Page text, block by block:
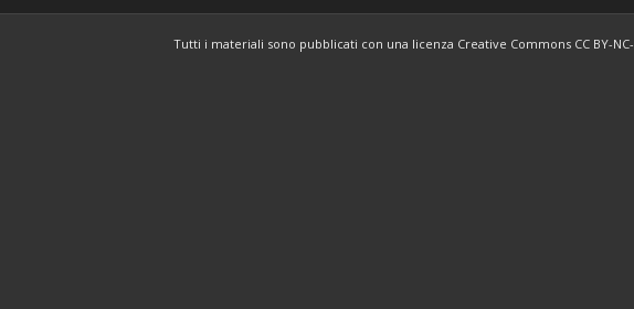
Tutti i materiali sono pubblicati con una licenza Creative Commons CC BY-